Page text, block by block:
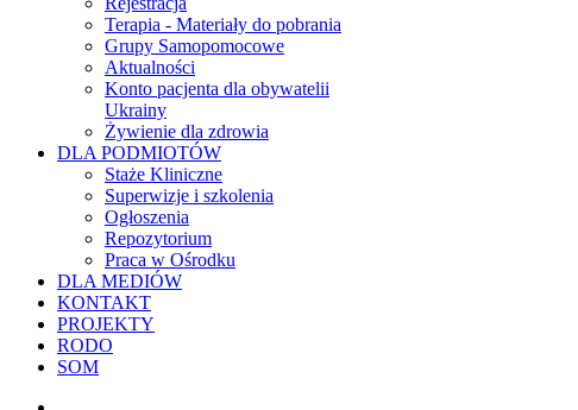
Terapia - Materiały do pobrania
Grupy Samopomocowe
Aktualności
Konto pacjenta dla obywatelii
Ukrainy
Żywienie dla zdrowia
DLA PODMIOTÓW
Staże Kliniczne
Superwizje i szkolenia
Ogłoszenia
Repozytorium
Praca w Ośrodku
DLA MEDIÓW
KONTAKT
PROJEKTY
RODO
SOM